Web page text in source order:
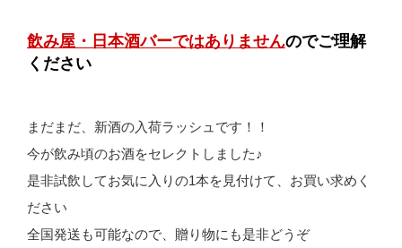
飲み屋・日本酒バーではありませんのでご理解
ください
まだまだ、新酒の入荷ラッシュです！！
今が飲み頃のお酒をセレクトしました♪
是非試飲してお気に入りの1本を見付けて、お買い求めく
ださい
全国発送も可能なので、贈り物にも是非どうぞ